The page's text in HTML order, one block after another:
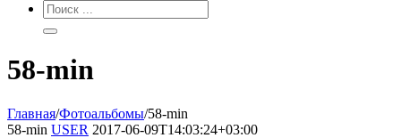
58-min
Главная/Фотоальбомы/58-min
58-min USER 2017-06-09T14:03:24+03:00